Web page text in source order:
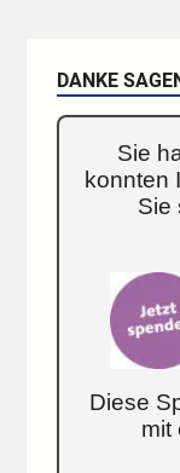
DANKE
Sie
konnten
Sie
Diese
mit